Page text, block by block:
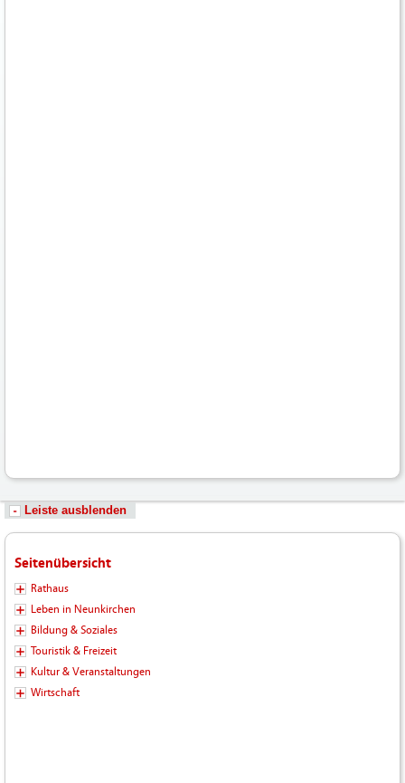
Leiste ausblenden
Seitenübersicht
Rathaus
Leben in Neunkirchen
Bildung & Soziales
Touristik & Freizeit
Kultur & Veranstaltungen
Wirtschaft